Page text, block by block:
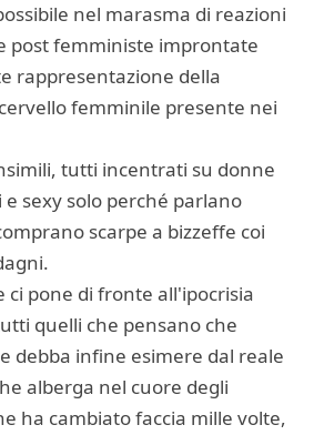
nel marasma di reazioni
post femministe improntate
rappresentazione della
femminile presente nei
tutti incentrati su donne
sexy solo perché parlano
scarpe a bizzeffe coi
ci pone di fronte all'ipocrisia
quelli che pensano che
debba infine esimere dal reale
alberga nel cuore degli
ha cambiato faccia mille volte,